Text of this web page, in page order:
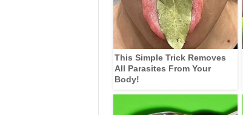
This Simple Trick Removes
All Parasites From Your
Body!